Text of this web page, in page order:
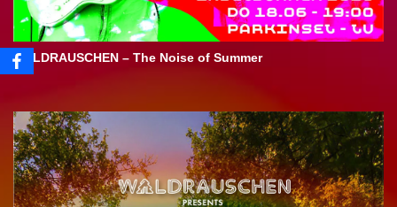
WALDRAUSCHEN – The Noise of Summer